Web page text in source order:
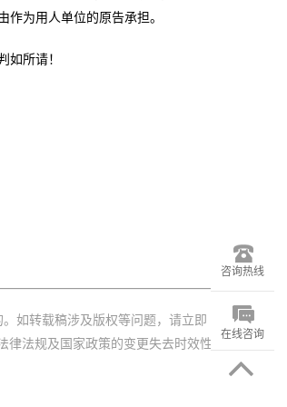
为用人单位的原告承担。
如所请！
如转载稿涉及版权等问题，请立即
律法规及国家政策的变更失去时效性
咨询热线
在线咨询